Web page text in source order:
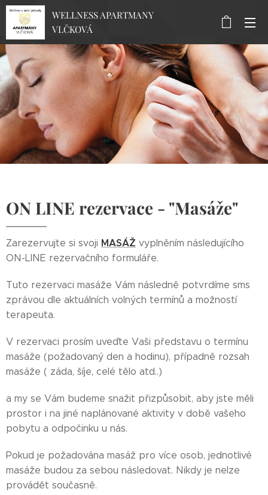
WELLNESS APARTMANY
VLČKOVÁ
ON LINE rezervace - "Masáže"
Zarezervujte si svoji MASÁŽ vyplněním následujícího
ON-LINE rezervačního formuláře.
Tuto rezervaci masáže Vám následně potvrdíme sms
zprávou dle aktuálních volných termínů a možností
terapeuta.
V rezervaci prosím uveďte Vaši představu o termínu
masáže (požadovaný den a hodinu), případně rozsah
masáže ( záda, šíje, celé tělo atd..)
a my se Vám budeme snažit přizpůsobit, aby jste měli
prostor i na jiné naplánované aktivity v době vašeho
pobytu a odpočinku u nás.
Pokud je požadována masáž pro více osob, jednotlivé
masáže budou za sebou následovat. Nikdy je nelze
provádět současně.